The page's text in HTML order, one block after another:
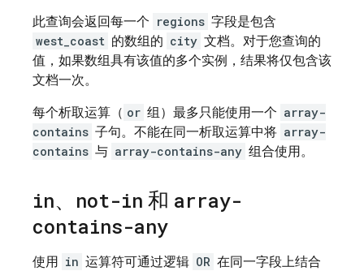
此查询会返回每一个 regions 字段是包含
west_coast 的数组的 city 文档。对于您查询的
值，如果数组具有该值的多个实例，结果将仅包含该
文档一次。
每个析取运算（ or 组）最多只能使用一个 array-
contains 子句。不能在同一析取运算中将 array-
contains 与 array-contains-any 组合使用。
in、 not-in 和 array-
contains-any
使用 in 运算符可通过逻辑 OR 在同一字段上结合